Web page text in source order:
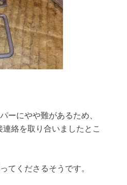
ーにやや難があるため、
連絡を取り合いましたとこ
てくださるそうです。